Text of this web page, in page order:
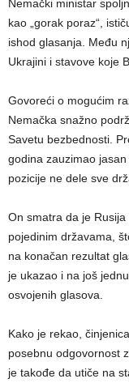
Nemački ministar
kao „gorak poraz“,
ishod glasanja. Među
Ukrajini i stavove koje
Govoreći o mogućim
Nemačka snažno
Savetu bezbednosti.
godina zauzimao
pozicije ne dele sve
On smatra da je
pojedinim državama,
na konačan rezultat
je ukazao i na još
osvojenih glasova.
Kako je rekao,
posebnu odgovornost
je takođe da utiče na